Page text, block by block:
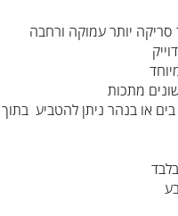
יותר עמוקה ורחבה
או בנהר ניתן להטביע